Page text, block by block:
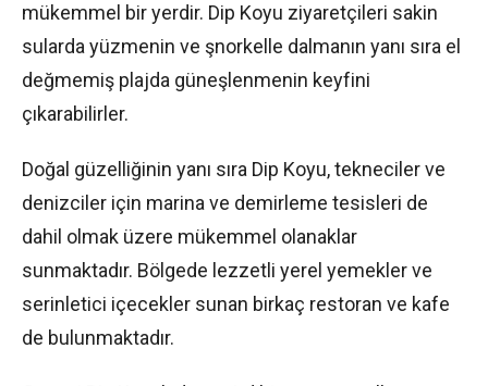
mükemmel bir yerdir. Dip Koyu ziyaretçileri sakin
sularda yüzmenin ve şnorkelle dalmanın yanı sıra el
değmemiş plajda güneşlenmenin keyfini
çıkarabilirler.
Doğal güzelliğinin yanı sıra Dip Koyu, tekneciler ve
denizciler için marina ve demirleme tesisleri de
dahil olmak üzere mükemmel olanaklar
sunmaktadır. Bölgede lezzetli yerel yemekler ve
serinletici içecekler sunan birkaç restoran ve kafe
de bulunmaktadır.